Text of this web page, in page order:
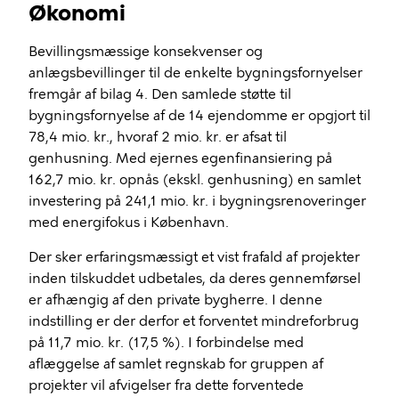
Økonomi
Bevillingsmæssige konsekvenser og
anlægsbevillinger til de enkelte bygningsfornyelser
fremgår af bilag 4. Den samlede støtte til
bygningsfornyelse af de 14 ejendomme er opgjort til
78,4 mio. kr., hvoraf 2 mio. kr. er afsat til
genhusning. Med ejernes egenfinansiering på
162,7 mio. kr. opnås (ekskl. genhusning) en samlet
investering på 241,1 mio. kr. i bygningsrenoveringer
med energifokus i København.
Der sker erfaringsmæssigt et vist frafald af projekter
inden tilskuddet udbetales, da deres gennemførsel
er afhængig af den private bygherre. I denne
indstilling er der derfor et forventet mindreforbrug
på 11,7 mio. kr. (17,5 %). I forbindelse med
aflæggelse af samlet regnskab for gruppen af
projekter vil afvigelser fra dette forventede